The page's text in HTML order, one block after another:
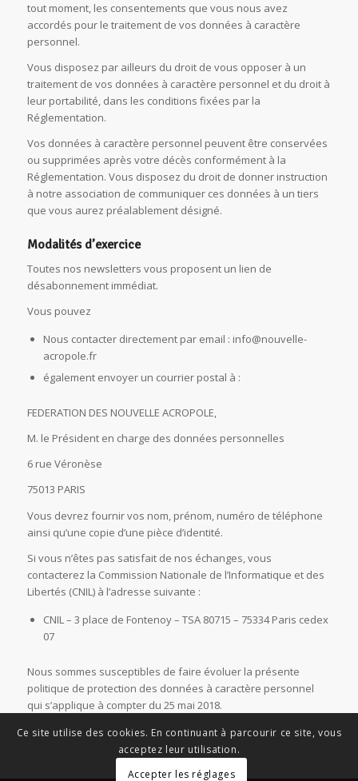
tout moment, les consentements que vous nous avez
accordés pour le traitement de vos données à caractère
personnel.
Vous disposez par ailleurs du droit de vous opposer à un
traitement de vos données à caractère personnel et du droit à
leur portabilité, dans les conditions fixées par la
Réglementation.
Vos données à caractère personnel peuvent être conservées
ou supprimées après votre décès conformément à la
Réglementation. Vous disposez du droit de donner instruction
à notre association de communiquer ces données à un tiers
que vous aurez préalablement désigné.
Modalités d’exercice
Toutes nos newsletters vous proposent un lien de
désabonnement immédiat.
Vous pouvez
Nous contacter directement par email : info@nouvelle-
acropole.fr
également envoyer un courrier postal à :
FEDERATION DES NOUVELLE ACROPOLE,
M. le Président en charge des données personnelles
6 rue Véronèse
75013 PARIS
Vous devrez fournir vos nom, prénom, numéro de téléphone
ainsi qu’une copie d’une pièce d’identité.
Si vous n’êtes pas satisfait de nos échanges, vous
contacterez la Commission Nationale de l’Informatique et des
Libertés (CNIL) à l’adresse suivante :
CNIL – 3 place de Fontenoy – TSA 80715 – 75334 Paris cedex
07
Nous sommes susceptibles de faire évoluer la présente
politique de protection des données à caractère personnel
qui s’applique à compter du 25 mai 2018.
Ce site utilise des cookies. En continuant à parcourir ce site, vous
acceptez leur utilisation.
Accepter les réglages